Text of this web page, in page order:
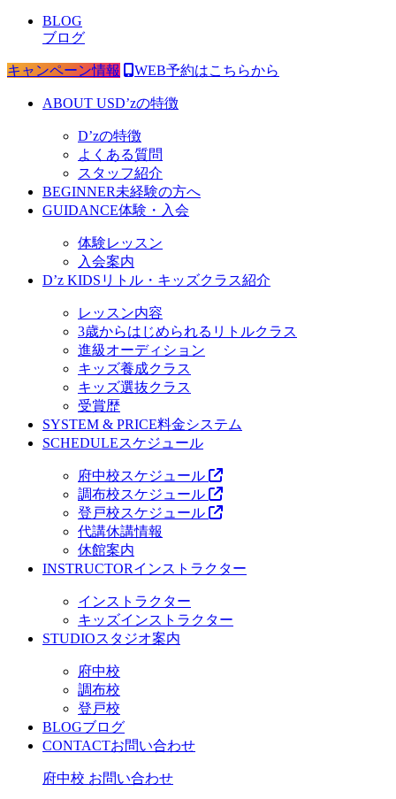
BLOG
ブログ
キャンペーン情報 WEB予約はこちらから
ABOUT USD’zの特徴
D’zの特徴
よくある質問
スタッフ紹介
BEGINNER未経験の方へ
GUIDANCE体験・入会
体験レッスン
入会案内
D’z KIDS リトル・キッズクラス紹介
レッスン内容
3歳からはじめられるリトルクラス
進級オーディション
キッズ養成クラス
キッズ選抜クラス
受賞歴
SYSTEM & PRICE料金システム
SCHEDULEスケジュール
府中校スケジュール
調布校スケジュール
登戸校スケジュール
代講休講情報
休館案内
INSTRUCTORインストラクター
インストラクター
キッズインストラクター
STUDIOスタジオ案内
府中校
調布校
登戸校
BLOGブログ
CONTACTお問い合わせ
府中校 お問い合わせ